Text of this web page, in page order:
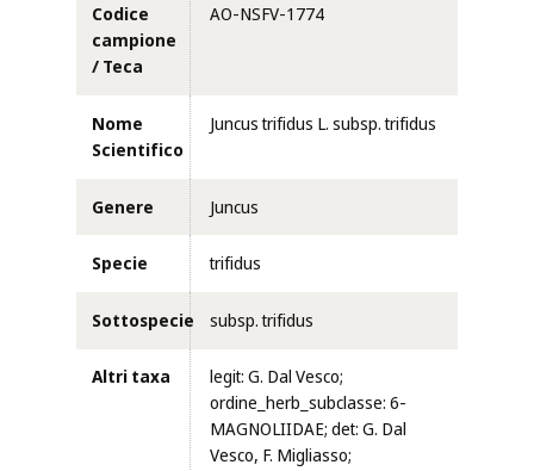
Codice
campione
/ Teca
AO-NSFV-1774
Nome
Scientifico
Juncus trifidus L. subsp. trifidus
Genere Juncus
Specie trifidus
Sottospecie subsp. trifidus
Altri taxa
legit: G. Dal Vesco;
ordine_herb_subclasse: 6-
MAGNOLIIDAE; det: G. Dal
Vesco, F. Migliasso;